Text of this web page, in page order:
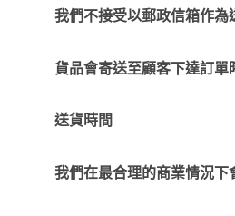
我們不接受以郵政信箱作為
貨品會寄送至顧客下達訂
送貨時間
我們在最合理的商業情況